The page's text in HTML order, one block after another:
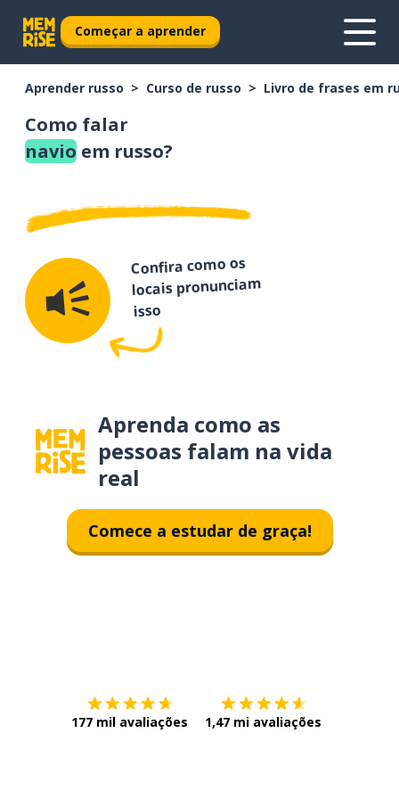
Começar a aprender
Aprender russo Curso de russo Livro de frases em
Como falar
navio em russo?
Confira como os
locais pronunciam
isso
Aprenda como as
pessoas falam na vida
real
Comece a estudar de graça!
177 mil avaliações 1,47 mi avaliações